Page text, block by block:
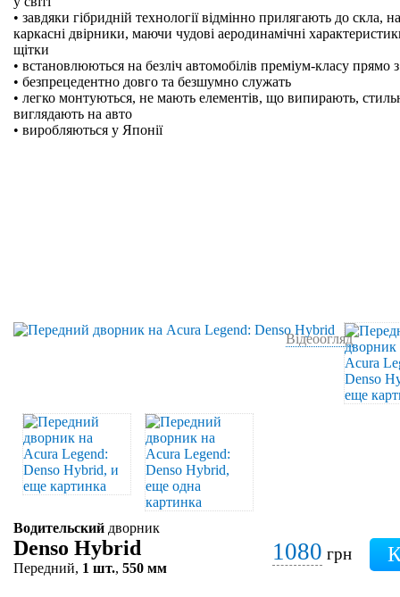
• завдяки гібридній технології відмінно прилягають до скла,
каркасні двірники, маючи чудові аеродинамічні
щітки
• встановлюються на безліч автомобілів преміум-класу прямо
• безпрецедентно довго та безшумно служать
• легко монтуються, не мають елементів, що випирають,
виглядають на авто
• виробляються у Японії
Відеоогляд
Водительский дворник
Denso Hybrid
Передний, 1 шт., 550 мм
1080 грн